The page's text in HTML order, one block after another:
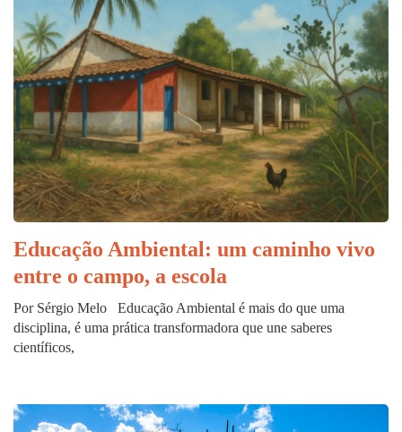
Educação Ambiental: um caminho vivo
entre o campo, a escola
Por Sérgio Melo Educação Ambiental é mais do que uma
disciplina, é uma prática transformadora que une saberes
científicos,